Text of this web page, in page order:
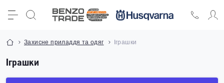
Захисне приладдя та одяг Іграшки
Іграшки